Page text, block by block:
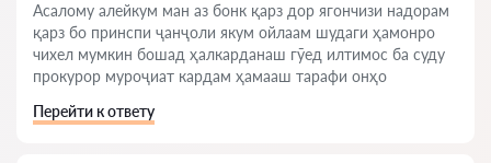
Асалому алейкум ман аз бонк қарз дор ягончизи надорам
қарз бо принспи ҷанҷоли якум ойлаам шудаги ҳамонро
чихел мумкин бошад ҳалкарданаш гӯед илтимос ба суду
прокурор муроҷиат кардам ҳамааш тарафи онҳо
Перейти к ответу